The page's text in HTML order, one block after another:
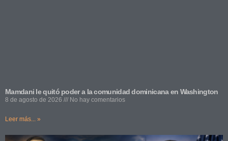
Mamdani le quitó poder a la comunidad dominicana en Washington
8 de agosto de 2026 No hay comentarios
Leer más... »